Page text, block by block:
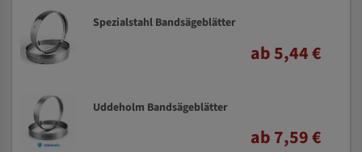
Spezialstahl Bandsägeblätter
ab 5,44 €
Uddeholm Bandsägeblätter
ab 7,59 €